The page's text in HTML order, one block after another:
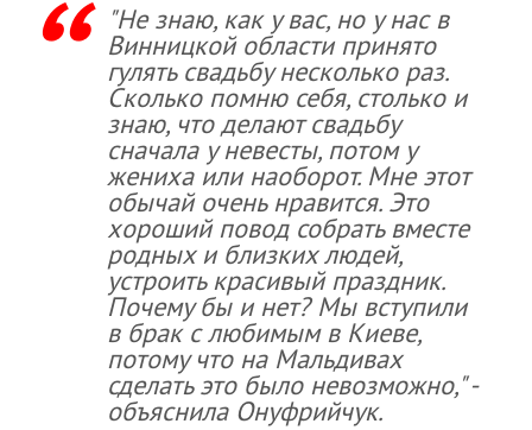
"Не знаю, как у вас, но у нас в
Винницкой области принято
гулять свадьбу несколько раз.
Сколько помню себя, столько и
знаю, что делают свадьбу
сначала у невесты, потом у
жениха или наоборот. Мне этот
обычай очень нравится. Это
хороший повод собрать вместе
родных и близких людей,
устроить красивый праздник.
Почему бы и нет? Мы вступили
в брак с любимым в Киеве,
потому что на Мальдивах
сделать это было невозможно," -
объяснила Онуфрийчук.